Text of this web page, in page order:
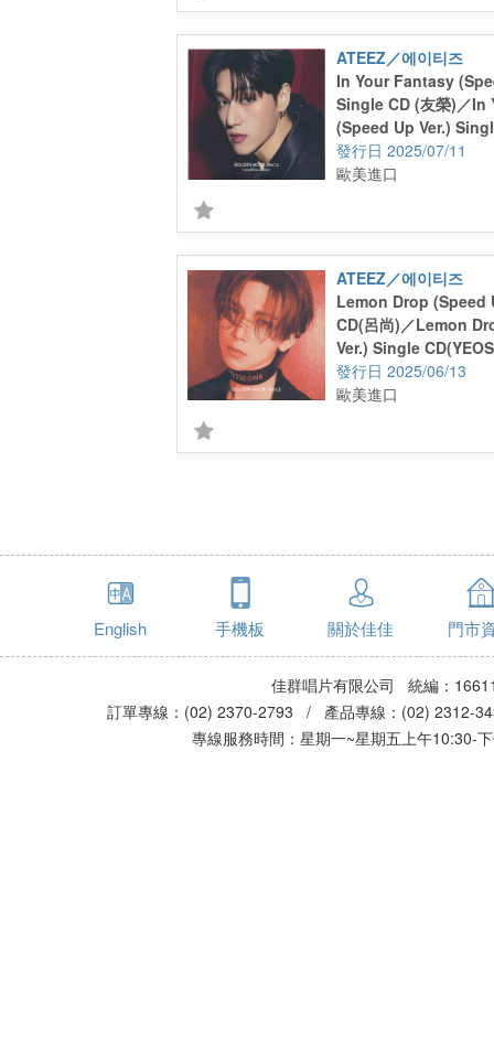
ATEEZ／에이티즈
In Your Fantasy
Single CD (友榮)／In
(Speed Up Ver.)
(Wooyoung)
2025/07/11
歐美進口
ATEEZ／에이티즈
Lemon Drop (Speed
CD(呂尚)／Lemon
Ver.) Single
2025/06/13
歐美進口
English 手機板 關於佳佳 門市
佳群唱片有限公司 統編：
訂單專線：(02) 2370-2793 / 產品專線：(02)
專線服務時間：星期一~星期五上午10:30-